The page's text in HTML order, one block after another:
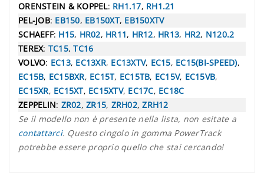
ORENSTEIN & KOPPEL: RH1.17, RH1.21
PEL-JOB: EB150, EB150XT, EB150XTV
SCHAEFF: H15, HR02, HR11, HR12, HR13, HR2, N120.2
TEREX: TC15,TC16
VOLVO: EC13, EC13XR, EC13XTV, EC15, EC15(BI-SPEED),
EC15B, EC15BXR, EC15T, EC15TB, EC15V, EC15VB,
EC15XR, EC15XT, EC15XTV, EC17C, EC18C
ZEPPELIN: ZR02, ZR15, ZRH02,ZRH12
Se il modello non è presente nella lista, non esitate a
contattarci. Questo cingolo in gomma PowerTrack
potrebbe essere proprio quello che stai cercando!